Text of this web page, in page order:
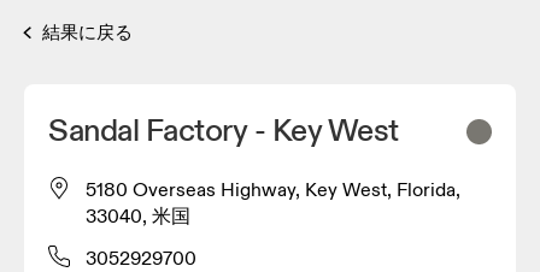
結果に戻る
Sandal Factory - Key West
5180 Overseas Highway, Key West, Florida,
33040, 米国
3052929700